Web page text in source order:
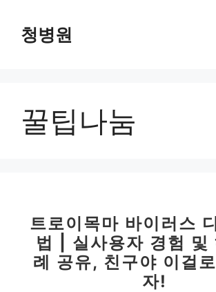
청병원
꿀팁나눔
트로이목마 바이러스
법 | 실사용자 경험 및
례 공유, 친구야 이걸
자!